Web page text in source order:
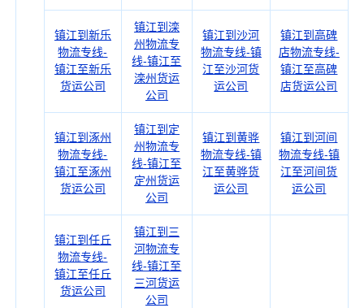
镇江到新乐
物流专线-
镇江至新乐
货运公司
镇江到滦
州物流专
线-镇江至
滦州货运
公司
镇江到沙河
物流专线-镇
江至沙河货
运公司
镇江到高碑
店物流专线-
镇江至高碑
店货运公司
镇江到涿州
物流专线-
镇江至涿州
货运公司
镇江到定
州物流专
线-镇江至
定州货运
公司
镇江到黄骅
物流专线-镇
江至黄骅货
运公司
镇江到河间
物流专线-镇
江至河间货
运公司
镇江到任丘
物流专线-
镇江至任丘
货运公司
镇江到三
河物流专
线-镇江至
三河货运
公司